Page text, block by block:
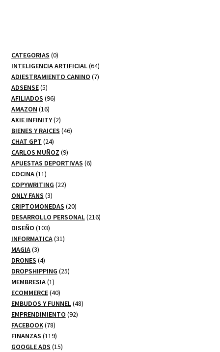
CATEGORIAS 00
productos
INTELIGENCIA ARTIFICIAL 6464
productos
ADIESTRAMIENTO CANINO 77
ADSENSE 55
productos
AFILIADOS 9696
AMAZON 1616
productos
AXIE INFINITY 22
productos
BIENES Y RAICES 4646
CHAT GPT 2424
productos
CARLOS MUÑOZ 99
productos
APUESTAS DEPORTIVAS 66
COCINA 1111
productos
COPYWRITING 2222
ONLY FANS 33
productos
CRIPTOMONEDAS 2020
productos
DESARROLLO PERSONAL 216216
DISEÑO 103103
productos
INFORMATICA 3131
MAGIA 33
productos
DRONES 44
productos
DROPSHIPPING 2525
MEMBRESIA 11
producto
ECOMMERCE 4040
productos
EMBUDOS Y FUNNEL 4848
EMPRENDIMIENTO 9292
FACEBOOK 7878
productos
FINANZAS 119119
productos
GOOGLE ADS 1515